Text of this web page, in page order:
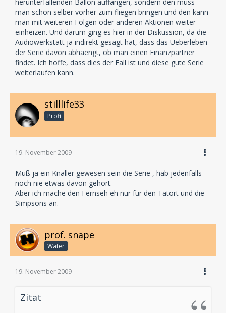
man schon selber vorher zum fliegen bringen und den kann
man mit weiteren Folgen oder anderen Aktionen weiter
einheizen. Und darum ging es hier in der Diskussion, da die
Audiowerkstatt ja indirekt gesagt hat, dass das Ueberleben
der Serie davon abhaengt, ob man einen Finanzpartner
findet. Ich hoffe, dass dies der Fall ist und diese gute Serie
weiterlaufen kann.
stilllife33
Profi
19. November 2009
Muß ja ein Knaller gewesen sein die Serie , hab jedenfalls
noch nie etwas davon gehört.
Aber ich mache den Fernseh eh nur für den Tatort und die
Simpsons an.
prof. snape
Water
19. November 2009
Zitat